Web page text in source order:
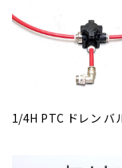
1/4H PTC ドレン バ